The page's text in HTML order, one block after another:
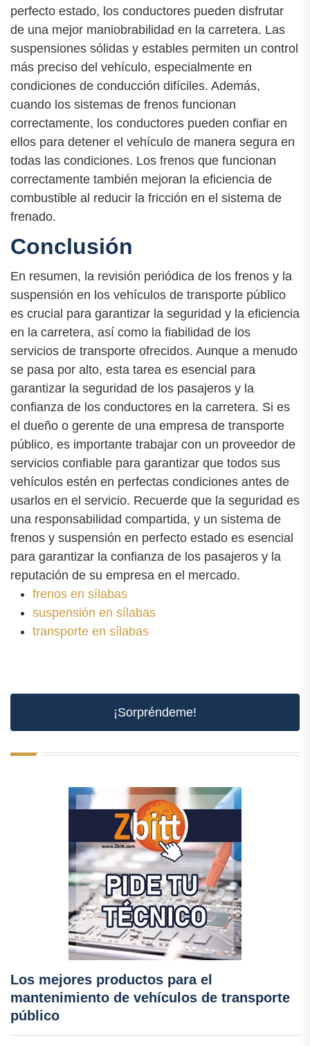
perfecto estado, los conductores pueden disfrutar
de una mejor maniobrabilidad en la carretera. Las
suspensiones sólidas y estables permiten un control
más preciso del vehículo, especialmente en
condiciones de conducción difíciles. Además,
cuando los sistemas de frenos funcionan
correctamente, los conductores pueden confiar en
ellos para detener el vehículo de manera segura en
todas las condiciones. Los frenos que funcionan
correctamente también mejoran la eficiencia de
combustible al reducir la fricción en el sistema de
frenado.
Conclusión
En resumen, la revisión periódica de los frenos y la
suspensión en los vehículos de transporte público
es crucial para garantizar la seguridad y la eficiencia
en la carretera, así como la fiabilidad de los
servicios de transporte ofrecidos. Aunque a menudo
se pasa por alto, esta tarea es esencial para
garantizar la seguridad de los pasajeros y la
confianza de los conductores en la carretera. Si es
el dueño o gerente de una empresa de transporte
público, es importante trabajar con un proveedor de
servicios confiable para garantizar que todos sus
vehículos estén en perfectas condiciones antes de
usarlos en el servicio. Recuerde que la seguridad es
una responsabilidad compartida, y un sistema de
frenos y suspensión en perfecto estado es esencial
para garantizar la confianza de los pasajeros y la
reputación de su empresa en el mercado.
frenos en sílabas
suspensión en sílabas
transporte en sílabas
¡Sorpréndeme!
Los mejores productos para el
mantenimiento de vehículos de transporte
público